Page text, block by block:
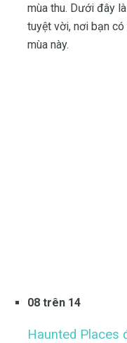
mùa thu. Dưới đây
tuyệt vời, nơi bạn
mùa này.
08 trên 14
Haunted Places